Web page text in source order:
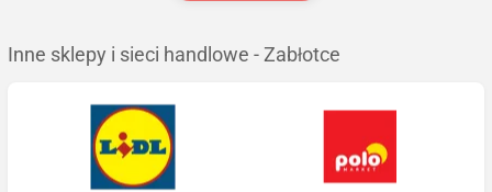
Inne sklepy i sieci handlowe - Zabłotce